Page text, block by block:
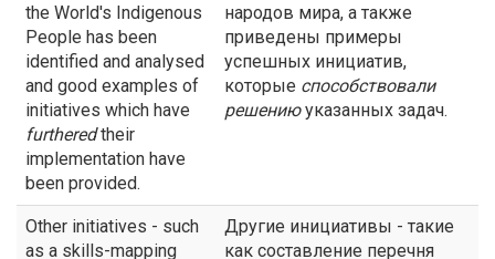
the World's Indigenous
People has been
identified and analysed
and good examples of
initiatives which have
furtheredtheir
implementation have
been provided.
народов мира, а также
приведены примеры
успешных инициатив,
которые способствовали
решениюуказанных задач.
Other initiatives - such
as a skills-mapping
Другие инициативы - такие
как составление перечня